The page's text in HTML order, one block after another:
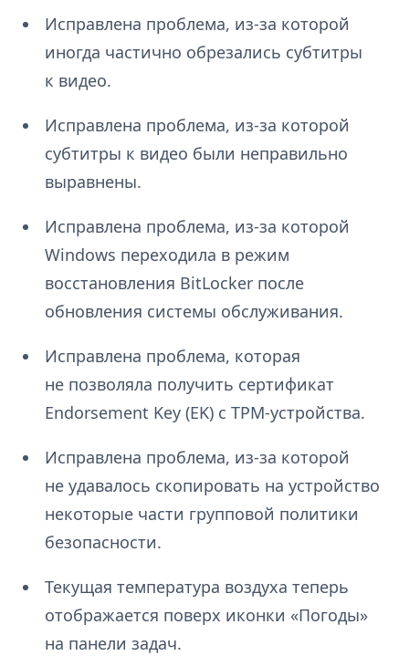
Исправлена проблема, из-за которой
иногда частично обрезались субтитры
к видео.
Исправлена проблема, из-за которой
субтитры к видео были неправильно
выравнены.
Исправлена проблема, из-за которой
Windows переходила в режим
восстановления BitLocker после
обновления системы обслуживания.
Исправлена проблема, которая
не позволяла получить сертификат
Endorsement Key (EK) с TPM-устройства.
Исправлена проблема, из-за которой
не удавалось скопировать на устройство
некоторые части групповой политики
безопасности.
Текущая температура воздуха теперь
отображается поверх иконки «Погоды»
на панели задач.